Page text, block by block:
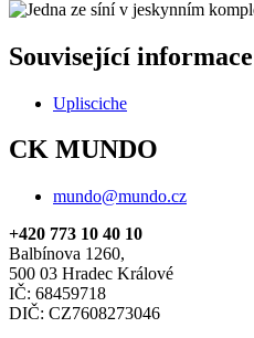
Související informace
Uplisciche
CK MUNDO
mundo@mundo.cz
+420 773 10 40 10
Balbínova 1260,
500 03 Hradec Králové
IČ: 68459718
DIČ: CZ7608273046